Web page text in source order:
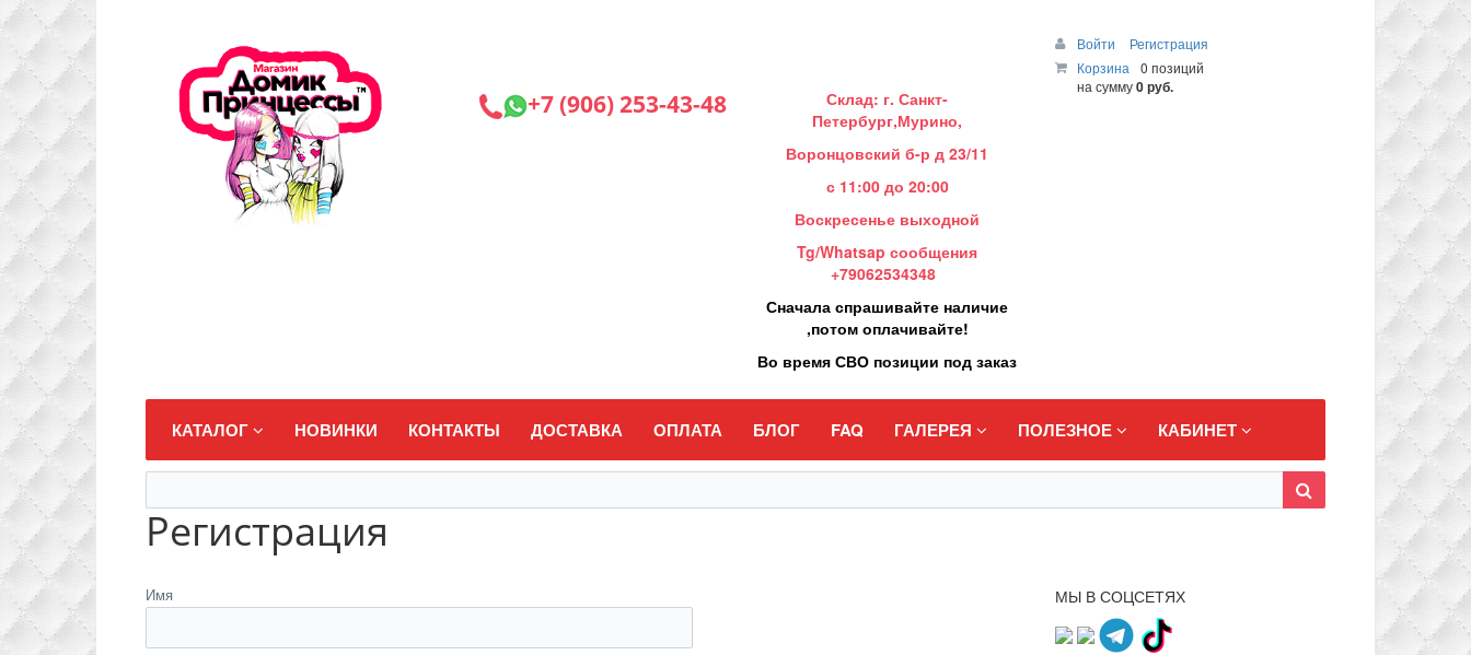
+7 (906) 253-43-48
Склад: г. Санкт-
Петербург,Мурино,
Воронцовский б-р д 23/11
с 11:00 до 20:00
Воскресенье выходной
Tg/Whatsap сообщения
+79062534348
Сначала спрашивайте наличие
,потом оплачивайте!
Во время СВО позиции под заказ
Войти
Регистрация
Корзина
0 позиций
на сумму0 руб.
КАТАЛОГ НОВИНКИ КОНТАКТЫ ДОСТАВКА ОПЛАТА БЛОГ FAQ ГАЛЕРЕЯ ПОЛЕЗНОЕ КАБИНЕТ
Регистрация
Имя МЫ В СОЦСЕТЯХ